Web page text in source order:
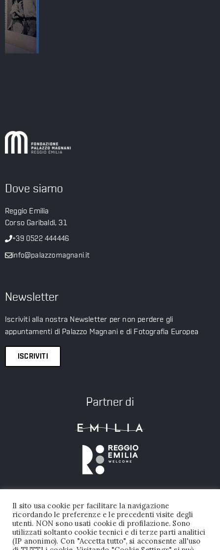
Dove siamo
Reggio Emilia
Corso Garibaldi, 31
+39 0522 444446
info@palazzomagnani.it
Newsletter
Iscriviti alla nostra Newsletter per non perdere gli
appuntamenti di Palazzo Magnani e di Fotografia Europea
ISCRIVITI
Partner di
FONDAZIONE PALAZZO MAGNANI © 2026 TUTTI I DIRITTI RISERVATI |
Il sito usa cookie per facilitare la navigazione
ricordando le preferenze e le precedenti visite degli
utenti. NON sono usati cookie di profilazione. Sono
utilizzati soltanto cookie tecnici e di terze parti analitici
(IP anonimo). Con "Accetta tutto", si acconsente all'uso